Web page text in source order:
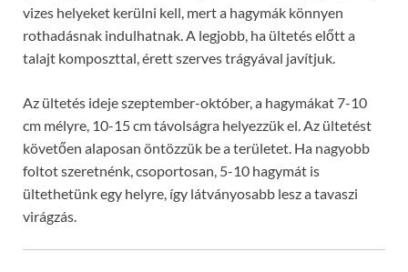
vizes helyeket kerülni kell, mert a hagymák könnyen
rothadásnak indulhatnak. A legjobb, ha ültetés előtt a
talajt komposzttal, érett szerves trágyával javítjuk.
Az ültetés ideje szeptember-október, a hagymákat 7-10
cm mélyre, 10-15 cm távolságra helyezzük el. Az ültetést
követően alaposan öntözzük be a területet. Ha nagyobb
foltot szeretnénk, csoportosan, 5-10 hagymát is
ültethetünk egy helyre, így látványosabb lesz a tavaszi
virágzás.